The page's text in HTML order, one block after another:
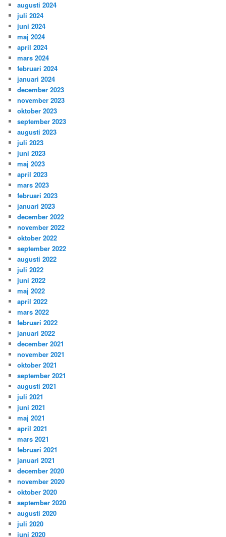
augusti 2024
juli 2024
juni 2024
maj 2024
april 2024
mars 2024
februari 2024
januari 2024
december 2023
november 2023
oktober 2023
september 2023
augusti 2023
juli 2023
juni 2023
maj 2023
april 2023
mars 2023
februari 2023
januari 2023
december 2022
november 2022
oktober 2022
september 2022
augusti 2022
juli 2022
juni 2022
maj 2022
april 2022
mars 2022
februari 2022
januari 2022
december 2021
november 2021
oktober 2021
september 2021
augusti 2021
juli 2021
juni 2021
maj 2021
april 2021
mars 2021
februari 2021
januari 2021
december 2020
november 2020
oktober 2020
september 2020
augusti 2020
juli 2020
juni 2020